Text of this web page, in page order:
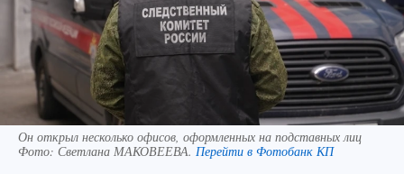
Он открыл несколько офисов, оформленных на подставных лиц
Фото: Светлана МАКОВЕЕВА. Перейти в Фотобанк КП